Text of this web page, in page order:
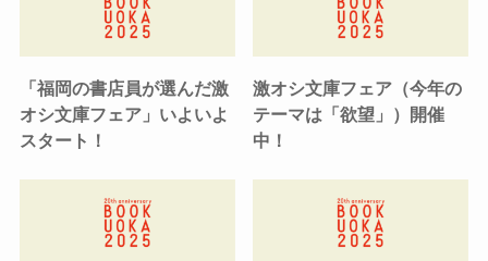
「福岡の書店員が選んだ激
オシ文庫フェア」いよいよ
スタート！
激オシ文庫フェア（今年の
テーマは「欲望」）開催
中！